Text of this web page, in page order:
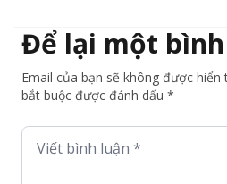
Để lại một
Email của bạn sẽ không được
bắt buộc được đánh dấu *
Viết bình luận *